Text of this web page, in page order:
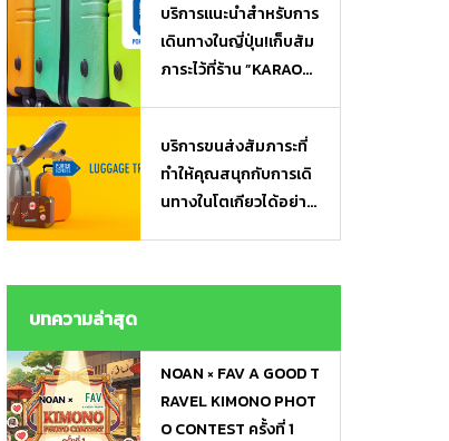
บริการแนะนำสำหรับการ
เดินทางในญี่ปุ่น!เก็บสัม
ภาระไว้ที่ร้าน ”KARAOK
ต้องหิ้วของ♪ บริการฝา
กสัมภาระ Luggage Sto
rage
บริการขนส่งสัมภาระที่
ทำให้คุณสนุกกับการเดิ
นทางในโตเกียวได้อย่างเ
ไม่ต้องถือของ ! Lugga
บทความล่าสุด
NOAN × FAV A GOOD T
RAVEL KIMONO PHOT
O CONTEST ครั้งที่ 1